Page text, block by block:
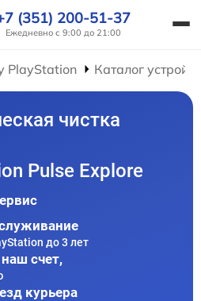
(351) 200-51-37
Ежедневно с 9:00 до 21:00
PlayStation Каталог
чистка
Pulse Explore
до 3 лет
счет,
курьера